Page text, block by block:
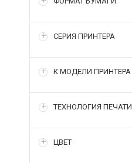
СЕРИЯ ПРИНТЕРА
К МОДЕЛИ ПРИНТЕРА
ТЕХНОЛОГИЯ ПЕЧАТИ
ЦВЕТ